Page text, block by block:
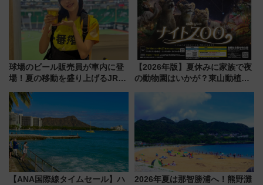
球場のビール販売員が車内に登
場！夏の移動を盛り上げるJR九
月7日限定 ソフトバンクホーク
スとコラボ
【2026年版】夏休みに家族で夜
の動物園はいかが？東山動植物
【ANA国際線タイムセール】ハ
2026年夏は那智勝浦へ！熊野灘